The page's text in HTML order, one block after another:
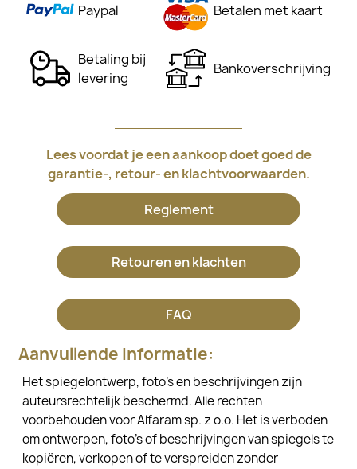
Paypal Betalen met kaart
Betaling bij
levering
Bankoverschrijving
Lees voordat je een aankoop doet goed de
garantie-, retour- en klachtvoorwaarden.
Reglement
Retouren en klachten
FAQ
Aanvullende informatie:
Het spiegelontwerp, foto's en beschrijvingen zijn
auteursrechtelijk beschermd. Alle rechten
voorbehouden voor Alfaram sp. z o.o. Het is verboden
om ontwerpen, foto's of beschrijvingen van spiegels te
kopiëren, verkopen of te verspreiden zonder